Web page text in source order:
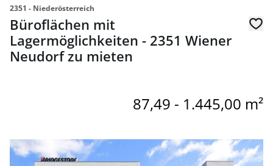
2351 - Niederösterreich
Büroflächen mit
Lagermöglichkeiten - 2351 Wiener
Neudorf zu mieten
87,49 - 1.445,00 m²
Link zur Seite MQM - Büros im Media Quarter Marx in